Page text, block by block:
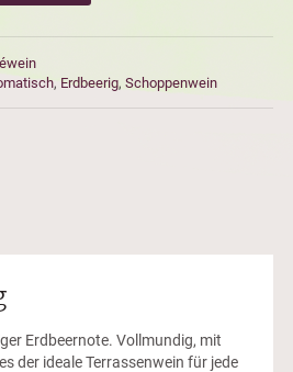
, Erdbeerig, Schoppenwein
Erdbeernote. Vollmundig, mit
der ideale Terrassenwein für jede